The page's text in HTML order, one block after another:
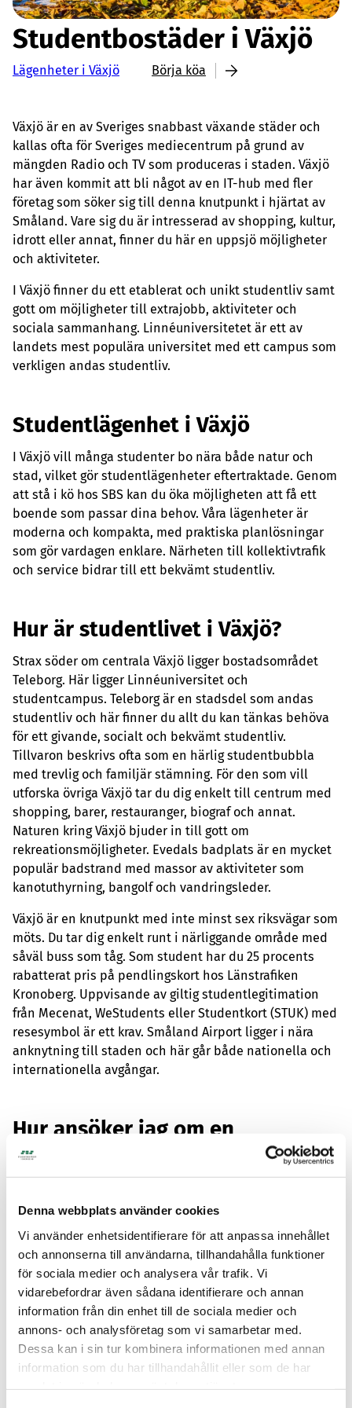
Denna webbplats använder cookies
Vi använder enhetsidentifierare för att anpassa innehållet
och annonserna till användarna, tillhandahålla funktioner
för sociala medier och analysera vår trafik. Vi
vidarebefordrar även sådana identifierare och annan
information från din enhet till de sociala medier och
annons- och analysföretag som vi samarbetar med.
Dessa kan i sin tur kombinera informationen med annan
information som du har tillhandahållit eller som de har
Studentbostäder i Växjö
Lägenheter i Växjö Börja köa
Växjö är en av Sveriges snabbast växande städer och
kallas ofta för Sveriges mediecentrum på grund av
mängden Radio och TV som produceras i staden. Växjö
har även kommit att bli något av en IT-hub med fler
företag som söker sig till denna knutpunkt i hjärtat av
Småland. Vare sig du är intresserad av shopping, kultur,
idrott eller annat, finner du här en uppsjö möjligheter
och aktiviteter.
I Växjö finner du ett etablerat och unikt studentliv samt
gott om möjligheter till extrajobb, aktiviteter och
sociala sammanhang. Linnéuniversitetet är ett av
landets mest populära universitet med ett campus som
verkligen andas studentliv.
Studentlägenhet i Växjö
I Växjö vill många studenter bo nära både natur och
stad, vilket gör studentlägenheter eftertraktade. Genom
att stå i kö hos SBS kan du öka möjligheten att få ett
boende som passar dina behov. Våra lägenheter är
moderna och kompakta, med praktiska planlösningar
som gör vardagen enklare. Närheten till kollektivtrafik
och service bidrar till ett bekvämt studentliv.
Hur är studentlivet i Växjö?
Strax söder om centrala Växjö ligger bostadsområdet
Teleborg. Här ligger Linnéuniversitet och
studentcampus. Teleborg är en stadsdel som andas
studentliv och här finner du allt du kan tänkas behöva
för ett givande, socialt och bekvämt studentliv.
Tillvaron beskrivs ofta som en härlig studentbubbla
med trevlig och familjär stämning. För den som vill
utforska övriga Växjö tar du dig enkelt till centrum med
shopping, barer, restauranger, biograf och annat.
Naturen kring Växjö bjuder in till gott om
rekreationsmöjligheter. Evedals badplats är en mycket
populär badstrand med massor av aktiviteter som
kanotuthyrning, bangolf och vandringsleder.
Växjö är en knutpunkt med inte minst sex riksvägar som
möts. Du tar dig enkelt runt i närliggande område med
såväl buss som tåg. Som student har du 25 procents
rabatterat pris på pendlingskort hos Länstrafiken
Kronoberg. Uppvisande av giltig studentlegitimation
från Mecenat, WeStudents eller Studentkort (STUK) med
resesymbol är ett krav. Småland Airport ligger i nära
anknytning till staden och här går både nationella och
internationella avgångar.
Hur ansöker jag om en
studentbostad i Växjö?
vår
bostadskö
. För att ansöka om en studentbostad
gäller följande:
Registrera dig
Samla köpoäng